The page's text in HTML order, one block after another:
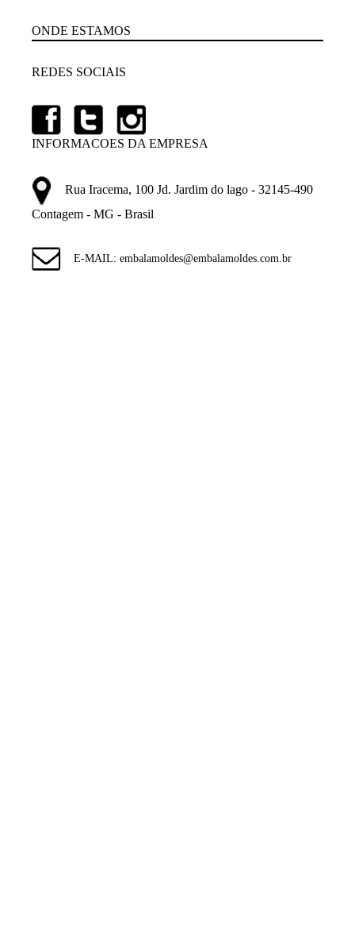
ONDE ESTAMOS
REDES SOCIAIS
INFORMACOES DA EMPRESA
Rua Iracema, 100 Jd. Jardim do lago - 32145-490
Contagem - MG - Brasil
E-MAIL: embalamoldes@embalamoldes.com.br